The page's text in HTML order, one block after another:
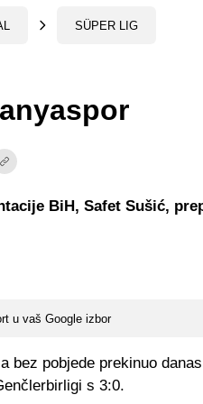
SÜPER LIG
u vaš Google izbor
BiH, Safet Sušić,
bez pobjede prekinuo
s 3:0.